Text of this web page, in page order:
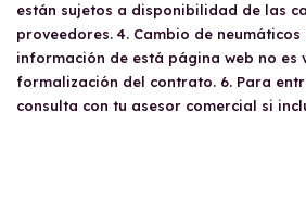
están sujetos a disponibilidad de las
proveedores. 4. Cambio de
información de está página web no es
formalización del contrato. 6. Para
consulta con tu asesor comercial si